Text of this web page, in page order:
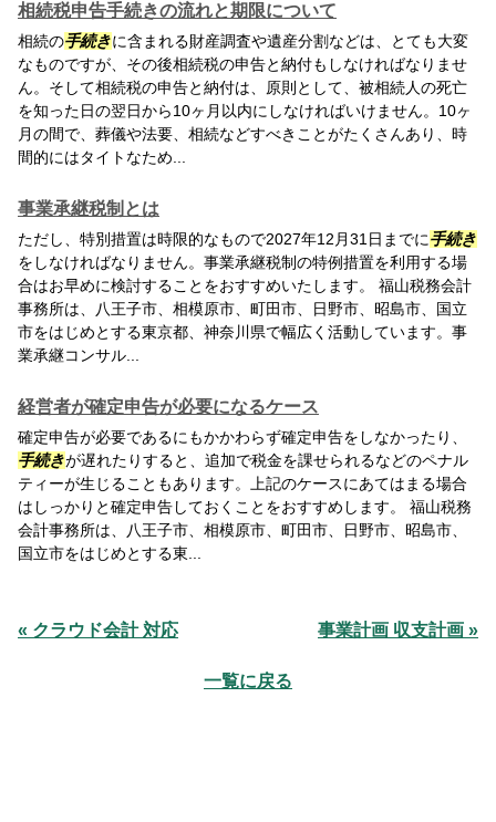
相続税申告手続きの流れと期限について
相続の手続きに含まれる財産調査や遺産分割などは、とても大変
なものですが、その後相続税の申告と納付もしなければなりませ
ん。そして相続税の申告と納付は、原則として、被相続人の死亡
を知った日の翌日から10ヶ月以内にしなければいけません。10ヶ
月の間で、葬儀や法要、相続などすべきことがたくさんあり、時
間的にはタイトなため...
事業承継税制とは
ただし、特別措置は時限的なもので2027年12月31日までに手続き
をしなければなりません。事業承継税制の特例措置を利用する場
合はお早めに検討することをおすすめいたします。 福山税務会計
事務所は、八王子市、相模原市、町田市、日野市、昭島市、国立
市をはじめとする東京都、神奈川県で幅広く活動しています。事
業承継コンサル...
経営者が確定申告が必要になるケース
確定申告が必要であるにもかかわらず確定申告をしなかったり、
手続きが遅れたりすると、追加で税金を課せられるなどのペナル
ティーが生じることもあります。上記のケースにあてはまる場合
はしっかりと確定申告しておくことをおすすめします。 福山税務
会計事務所は、八王子市、相模原市、町田市、日野市、昭島市、
国立市をはじめとする東...
« クラウド会計 対応 事業計画 収支計画 »
一覧に戻る